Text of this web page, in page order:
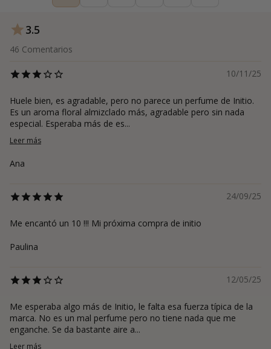
3.5
46 Comentarios
10/11/25
Huele bien, es agradable, pero no parece un perfume de Initio.
Es un aroma floral almizclado más, agradable pero sin nada
especial. Esperaba más de es...
Leer más
Ana
24/09/25
Me encantó un 10 !!! Mi próxima compra de initio
Paulina
12/05/25
Me esperaba algo más de Initio, le falta esa fuerza típica de la
marca. No es un mal perfume pero no tiene nada que me
enganche. Se da bastante aire a...
Leer más